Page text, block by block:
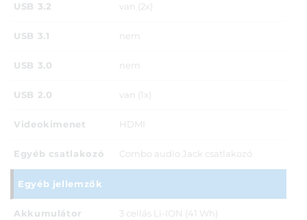
USB 3.2 van (2x)
USB 3.1 nem
USB 3.0 nem
USB 2.0 van (1x)
Videokimenet HDMI
Egyéb csatlakozó Combo audio Jack csatlakozó
Egyéb jellemzők
Akkumulátor 3 cellás Li-ION (41 Wh)